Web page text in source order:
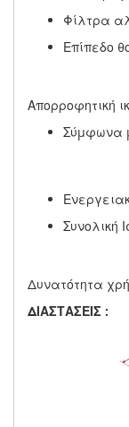
Φίλτρα
Επίπεδο
Απορροφητική
Σύµφωνα
Συνολική
Δυνατότητα
ΔΙΑΣΤΑΣΕΙΣ :